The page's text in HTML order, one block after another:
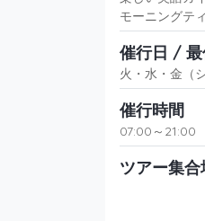
モーニングテ
催行日 /
火・水・金（
催行時間
07:00～21:00
ツアー集合